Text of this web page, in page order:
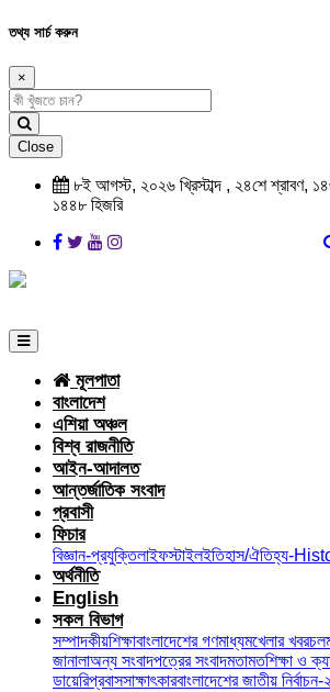
তথ্য সার্চ করুন
×
Close
৮ই আগস্ট, ২০২৬ খ্রিস্টাব্দ , ২৪শে শ্রাবণ,
১৪৪৮ হিজরি
মূলপাতা
বাংলাদেশ
এশিয়া অঞ্চল
বিশ্ব রাজনীতি
আইন-আদালত
আন্তর্জাতিক সংবাদ
প্রবাসী
ফিচার
বিজ্ঞান-প্রযুক্তিলাইফস্টাইলইতিহাস/ঐতিহ্য-
অর্থনীতি
English
সকল বিভাগ
সম্পাদকীয়শিক্ষাবাংলাদেশের গণমাধ্যমখেলার খবর
জানালাঅন্য সংবাদপত্রের সংবাদমতামতশিক্ষা ও
ডায়েরিপ্রবাসসাক্ষাৎকারবাংলাদেশের জাতীয়